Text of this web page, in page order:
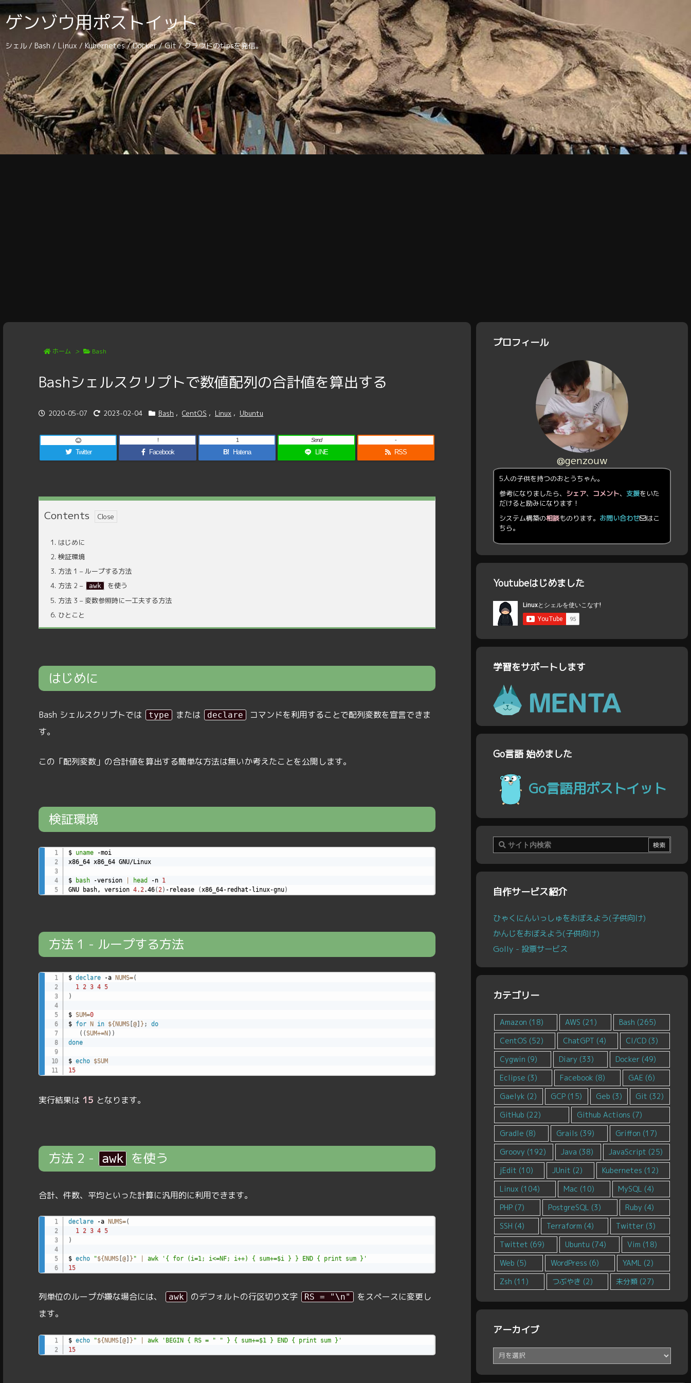
ゲンゾウ用ポストイット
シェル / Bash / Linux / Kubernetes / Docker / Git / クラウドのtipsを発信。
ホーム > Bash
Bashシェルスクリプトで数値配列の合計値を算出する
2020-05-07 2023-02-04 Bash , CentOS , Linux , Ubuntu
Twitter Facebook
!
B! Hatena
1
LINE
Send
RSS
-
Contents
1. はじめに
2. 検証環境
3. 方法 1 – ループする方法
4. 方法 2 – awk
を使う
5. 方法 3 – 変数参照時に一工夫する方法
6. ひとこと
はじめに
Bash シェルスクリプトでは type または declare
コマンドを利用することで配列変数を宣言できま
す。
この「配列変数」の合計値を算出する簡単な方法は無いか考えたことを公開します。
検証環境
$ uname -moi
x86_64 x86_64 GNU/Linux
$ bash -version head -n 1
GNU bash, version 4.2 .46( 2 ) -release ( x86_64-redhat-linux-gnu)
方法 1 - ループする方法
$ declare -a NUMS=(
1
2 3 4 5
)
$ SUM=0
$ for N in ${NUMS[@] } ;
do
((SUM+=N))
done
$ echo
$SUM
15
実行結果は 15 となります。
方法 2 - awk を使う
合計、件数、平均といった計算に汎用的に利用できます。
declare -a NUMS=(
1 2 3 4 5
)
$ echo "${NUMS[@] } " awk
'{ for (i=1; i<=NF; i++) { sum+=$i } } END { print sum }'
15
列単位のループが嫌な場合には、 awk のデフォルトの行区切り文字 RS = "\n"
をスペースに変更し
ます。
$ echo "${NUMS[@] } " awk
'BEGIN { RS = " " } { sum+=$1 } END { print sum }'
15
プロフィール
@genzouw
5人の子供を持つのおとうちゃん。
参考になりましたら、 シェア、 コメント、 支援をいた
だけると励みになります！
システム構築の相談ものります。 お問い合わせ
はこ
ちら。
Youtubeはじめました
学習をサポートします
Go言語 始めました
Go言語用ポストイット
自作サービス紹介
ひゃくにんいっしゅをおぼえよう(子供向け)
かんじをおぼえよう(子供向け)
Golly - 投票サービス
カテゴリー
Amazon (18) AWS (21) Bash (265)
CentOS (52) ChatGPT (4) CI/CD (3)
Cygwin (9) Diary (33) Docker (49)
Eclipse (3) Facebook (8) GAE (6)
Gaelyk (2) GCP(15) Geb (3) Git (32)
GitHub (22) Github Actions (7)
Gradle (8) Grails (39) Griffon (17)
Groovy (192) Java (38) JavaScript (25)
jEdit (10) JUnit (2) Kubernetes (12)
Linux (104) Mac (10) MySQL (4)
PHP (7) PostgreSQL (3) Ruby (4)
SSH (4) Terraform (4) Twitter (3)
Twittet (69) Ubuntu (74) Vim (18)
Web (5) WordPress (6) YAML (2)
Zsh (11) つぶやき (2) 未分類 (27)
アーカイブ
ー
イ